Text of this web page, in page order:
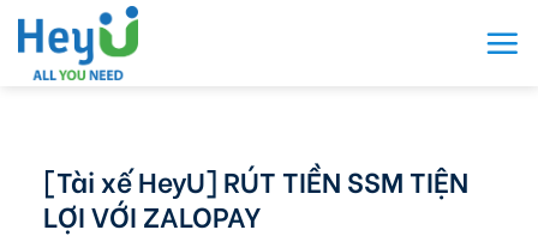
Skip
to
content
[Tài xế HeyU] RÚT TIỀN SSM TIỆN
LỢI VỚI ZALOPAY